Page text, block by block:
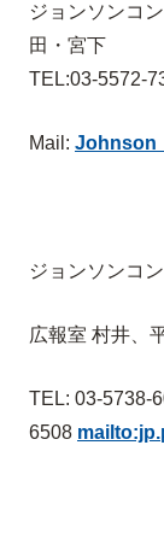
ジョンソンコ
田・宮下
TEL:03-5572-
Mail:
ジョンソンコ
広報室 村井、
TEL: 03-5738-
6508